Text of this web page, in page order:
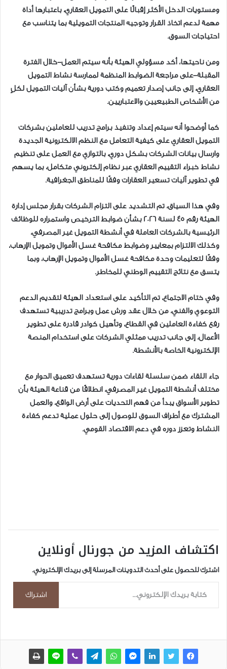
ومستويات الدخل الأكثر إقبالًا على التمويل العقاري، باعتبارها أداة
مهمة لدعم اتخاذ القرار وتوجيه المنتجات التمويلية بما يتناسب مع
احتياجات السوق.
ومن ناحيتها، أكد مسؤولي الهيئة بأنه سيتم العمل-خلال الفترة
المقبلة-على مراجعة الضوابط المنظمة لممارسة نشاط التمويل
العقاري، إلى جانب إصدار تعميم وكتب دورية بشأن آليات التمويل لكلٍ
من الأشخاص الطبيعيين والاعتباريين.
كما أوضحوا أنه سيتم إعداد وتنفيذ برامج تدريب للعاملين بشركات
التمويل العقاري على كيفية التعامل مع النظم الالكترونية الجديدة
وارسال بيانات الشركات بشكل دوري، بالتوازي مع العمل على تنظيم
نشاط خبراء التقييم العقاري عبر نظام إلكتروني متكامل، بما يسهم
في تطوير آليات تسعير العقارات وفقًا للمناطق الجغرافية.
وفي هذا السياق، تم التشديد على التزام الشركات بقرار مجلس إدارة
الهيئة رقم 45 لسنة 2026 بشأن ضوابط الترخيص واستمراره للوظائف
الرئيسية بالشركات العاملة في أنشطة التمويل غير المصرفي،
وكذلك الالتزام بمعايير وضوابط مكافحة غسل الأموال وتمويل الإرهاب،
وفقًا لتعليمات وحدة مكافحة غسل الأموال وتمويل الإرهاب، وبما
يتسق مع نتائج التقييم الوطني للمخاطر.
وفي ختام الاجتماع، تم التأكيد على استعداد الهيئة لتقديم الدعم
التوعوي والفني، من خلال عقد ورش عمل وبرامج تدريبية تستهدف
رفع كفاءة العاملين في القطاع، وتأهيل كوادر قادرة على تطوير
الأعمال، إلى جانب تدريب ممثلي الشركات على استخدام المنصة
الإلكترونية الخاصة بالأنشطة.
جاء اللقاء ضمن سلسلة لقاءات دورية تستهدف تعميق الحوار مع
مختلف أنشطة التمويل غير المصرفي، انطلاقًا من قناعة الهيئة بأن
تطوير الأسواق يبدأ من فهم التحديات على أرض الواقع، والعمل
المشترك مع أطراف السوق للوصول إلى حلول عملية تدعم كفاءة
النشاط وتعزز دوره في دعم الاقتصاد القومي.
اكتشاف المزيد من جورنال أونلاين
اشترك للحصول على أحدث التدوينات المرسلة إلى بريدك الإلكتروني.
كتابة بريدك الإلكتروني...
اشتراك